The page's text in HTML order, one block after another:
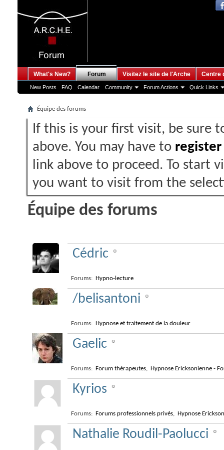
What's New? Forum
New Posts FAQ Calendar Community Forum Actions Quick Links
Visitez le site de l'Arche Centre
Équipe des forums
If this is your first visit, be sure
above. You may have to register
link above to proceed. To start
you want to visit from the
Équipe des forums
Cédric
Forums: Hypno-lecture
/belisantoni
Forums: Hypnose et traitement de la douleur
Gaelic
Forums: Forum thérapeutes, Hypnose Ericksonienne -
Kyrios
Forums: Forums professionnels privés, Hypnose
Nathalie Roudil-Paolucci